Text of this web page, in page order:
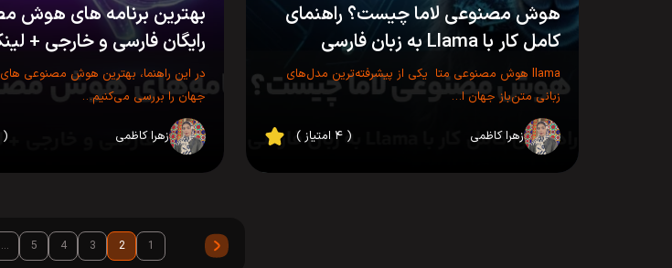
هوش مصنوعی لاما چیست؟ راهنمای
کامل کار با Llama به زبان فارسی
llama هوش مصنوعی متا یکی از پیشرفته‌ترین مدل‌های
زبانی متن‌باز جهان ا…
زهرا کاظمی ( ۴ امتیاز )
بهترین برنامه های هوش
رایگان فارسی و خارجی +
در این راهنما، بهترین هوش مصنوعی های
جهان را بررسی می‌کنیم…
زهرا کاظمی ( ۲.۳ امتیاز )
1
2
3
4
5
…